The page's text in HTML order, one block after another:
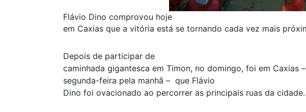
Flávio Dino comprovou hoje
em Caxias que a vitória está se tornando cada vez mais
Depois de participar de
caminhada gigantesca em Timon, no domingo, foi em Caxias
segunda-feira pela manhã – que Flávio
Dino foi ovacionado ao percorrer as principais ruas da cidade.